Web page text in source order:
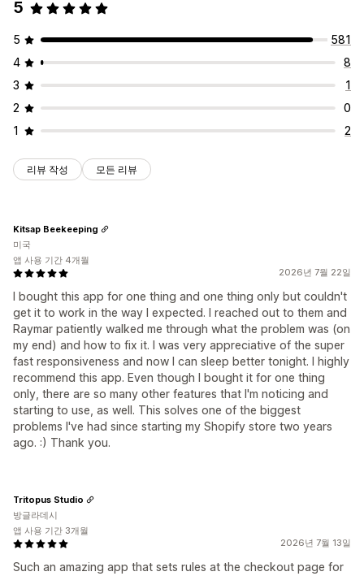
제안 및 권장 사항
분석
클릭률
5
5
581
4
8
3
1
2
0
1
2
리뷰 작성 모든 리뷰
2026년 7월 22일
I bought this app for one thing and one thing only but couldn't
get it to work in the way I expected. I reached out to them and
Raymar patiently walked me through what the problem was (on
my end) and how to fix it. I was very appreciative of the super
fast responsiveness and now I can sleep better tonight. I highly
recommend this app. Even though I bought it for one thing
only, there are so many other features that I'm noticing and
starting to use, as well. This solves one of the biggest
problems I've had since starting my Shopify store two years
ago. :) Thank you.
Kitsap Beekeeping
미국
앱 사용 기간 4개월
2026년 7월 13일
Such an amazing app that sets rules at the checkout page for
Tritopus Studio
방글라데시
앱 사용 기간 3개월